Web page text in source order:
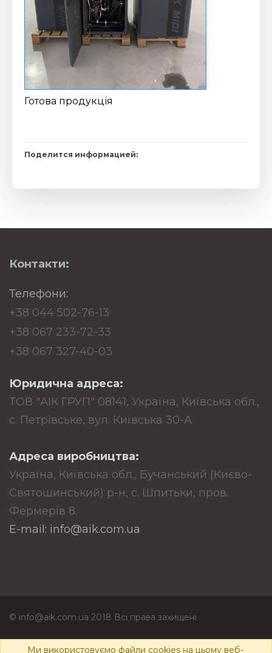
Ми використовуємо файли cookies на цьому веб-
Готова продукція
Поделится информацией:
Контакти:
Телефони:
+38 044 502-76-13
+38 067 233-72-33
+38 067 327-40-03
Юридична адреса:
ТОВ "АІК ГРУП" 08141, Україна, Київська обл.,
с. Петрівське, вул. Київська 30-А
Адреса виробництва:
Україна, Київська обл., Бучанський (Києво-
Святошинський) р-н, с. Шпитьки, пров.
Фермерів 8.
E-mail: info@aik.com.ua
© info@aik.com.ua 2018 Всі права захищені
Політика конфіденційності